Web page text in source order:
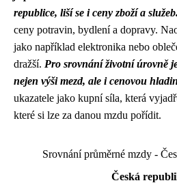
republice, liší se i ceny zboží a služeb.
ceny potravin, bydlení a dopravy.
jako například elektronika nebo
dražší. Pro srovnání životní úrovně
nejen výši mezd, ale i cenovou
ukazatele jako kupní síla, která
které si lze za danou mzdu pořídit.
Srovnání průměrné mzdy -
Česká